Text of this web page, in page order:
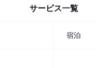
サービス一覧
宿泊